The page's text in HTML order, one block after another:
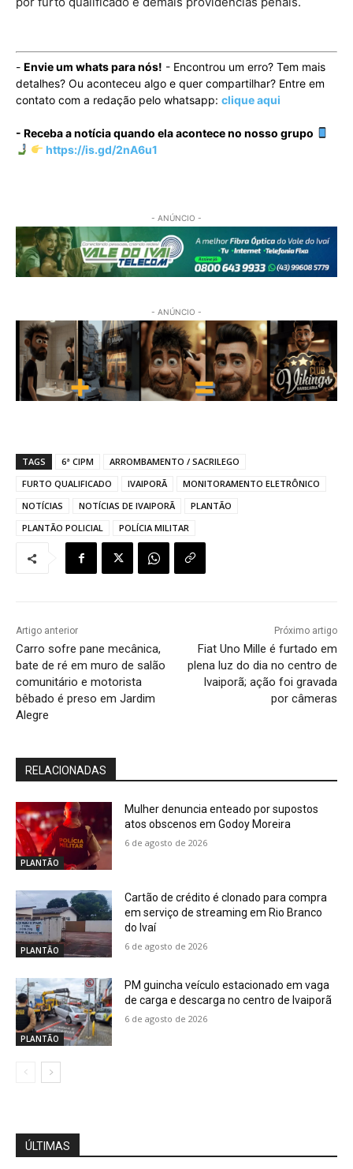
- Envie um whats para nós! - Encontrou um erro? Tem mais
detalhes? Ou aconteceu algo e quer compartilhar? Entre em
contato com a redação pelo whatsapp: clique aqui
- Receba a notícia quando ela acontece no nosso grupo
https://is.gd/2nA6u1
- ANÚNCIO -
- ANÚNCIO -
TAGS 6ª CIPM
ARROMBAMENTO / SACRILEGO
FURTO QUALIFICADO
IVAIPORÃ
MONITORAMENTO ELETRÔNICO
NOTÍCIAS
NOTÍCIAS DE IVAIPORÃ
PLANTÃO
PLANTÃO POLICIAL
POLÍCIA MILITAR
Artigo anterior
Carro sofre pane mecânica,
bate de ré em muro de salão
comunitário e motorista
bêbado é preso em Jardim
Alegre
Próximo artigo
Fiat Uno Mille é furtado em
plena luz do dia no centro de
Ivaiporã; ação foi gravada
por câmeras
RELACIONADAS
PLANTÃO
Mulher denuncia enteado por supostos
atos obscenos em Godoy Moreira
6 de agosto de 2026
PLANTÃO
Cartão de crédito é clonado para compra
em serviço de streaming em Rio Branco
do Ivaí
6 de agosto de 2026
PLANTÃO
PM guincha veículo estacionado em vaga
de carga e descarga no centro de Ivaiporã
6 de agosto de 2026
ÚLTIMAS